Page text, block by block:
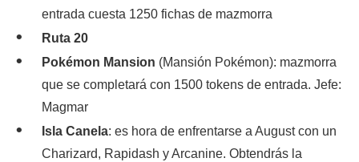
entrada cuesta 1250 fichas de mazmorra
Ruta 20
Pokémon Mansion (Mansión Pokémon): mazmorra
que se completará con 1500 tokens de entrada. Jefe:
Magmar
Isla Canela: es hora de enfrentarse a August con un
Charizard, Rapidash y Arcanine. Obtendrás la